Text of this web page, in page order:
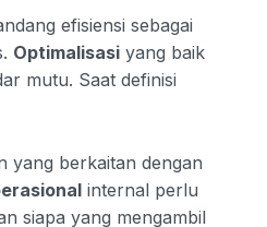
efisiensi sebagai
Optimalisasi yang baik
mutu. Saat definisi
yang berkaitan dengan
internal perlu
siapa yang mengambil